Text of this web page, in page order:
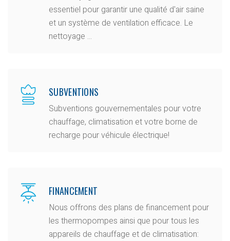
essentiel pour garantir une qualité d'air saine
et un système de ventilation efficace. Le
nettoyage ...
SUBVENTIONS
Subventions gouvernementales pour votre
chauffage, climatisation et votre borne de
recharge pour véhicule électrique!
FINANCEMENT
Nous offrons des plans de financement pour
les thermopompes ainsi que pour tous les
appareils de chauffage et de climatisation: